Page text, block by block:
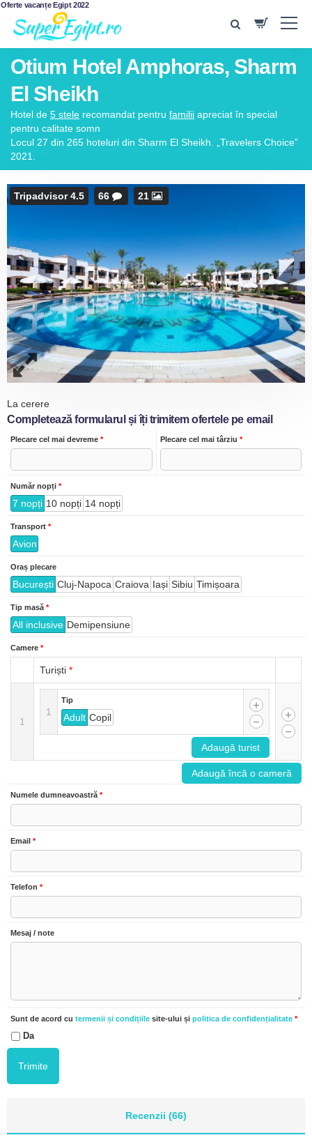
Oferte vacanțe Egipt 2022
Otium Hotel Amphoras, Sharm
El Sheikh
Hotel de 5 stele recomandat pentru familii apreciat în special
pentru calitate somn
Locul 27 din 265 hoteluri din Sharm El Sheikh. „Travelers Choice”
2021.
Tripadvisor 4.5 66 21
La cerere
Completează formularul și îți trimitem ofertele pe email
Plecare cel mai devreme * Plecare cel mai târziu *
Număr nopți *
7 nopți 10 nopți 14 nopți
Transport *
Avion
Oraș plecare
București Cluj-Napoca Craiova Iași Sibiu Timișoara
Tip masă *
All inclusive Demipensiune
Camere *
Turiști *
1
1
Tip
Adult Copil
Adaugă turist
Adaugă încă o cameră
Numele dumneavoastră *
Email *
Telefon *
Mesaj / note
Sunt de acord cu termenii și condițiile site-ului și politica de confidențialitate *
Da
Recenzii (66)